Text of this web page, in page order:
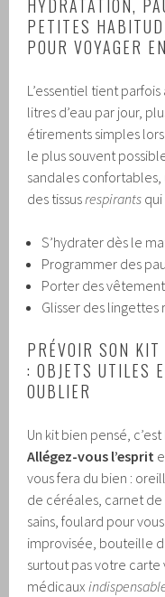
HYDRATATION,
PETITES
POUR VOYAGER
L’essentiel tient parfois
litres d’eau par jour,
étirements simples
le plus souvent
sandales
des tissusrespirants
S’hydrater dès le
Programmer des
Porter des
Glisser des lingettes
PRÉVOIR SON
: OBJETS UTILES
OUBLIER
Un kit bien pensé,
Allégez-vous l’esprit
vous fera du bien :
de céréales, carnet de
sains, foulard pour
improvisée, bouteille
surtout pas votre
médicaux